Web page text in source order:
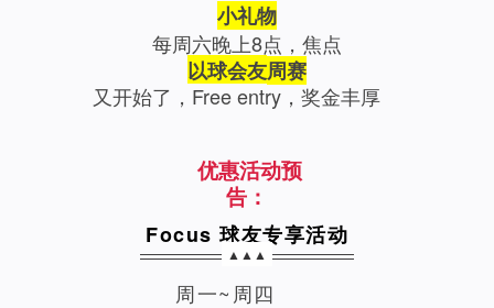
小礼物
每周六晚上8点，焦点
以球会友周赛
又开始了，Free entry，奖金丰厚
优惠活动预
告：
Focus 球友专享活动
▲▲▲
周一~周四